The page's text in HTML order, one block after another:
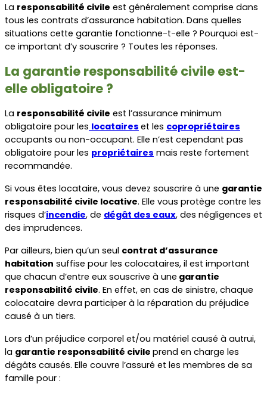
La responsabilité civile est généralement comprise dans
tous les contrats d’assurance habitation. Dans quelles
situations cette garantie fonctionne-t-elle ? Pourquoi est-
ce important d’y souscrire ? Toutes les réponses.
La garantie responsabilité civile est-
elle obligatoire ?
La responsabilité civile est l’assurance minimum
obligatoire pour les locataires et les copropriétaires
occupants ou non-occupant. Elle n’est cependant pas
obligatoire pour les propriétaires mais reste fortement
recommandée.
Si vous êtes locataire, vous devez souscrire à une garantie
responsabilité civile locative. Elle vous protège contre les
risques d’incendie, de dégât des eaux, des négligences et
des imprudences.
Par ailleurs, bien qu’un seul contrat d’assurance
habitation suffise pour les colocataires, il est important
que chacun d’entre eux souscrive à une garantie
responsabilité civile. En effet, en cas de sinistre, chaque
colocataire devra participer à la réparation du préjudice
causé à un tiers.
Lors d’un préjudice corporel et/ou matériel causé à autrui,
la garantie responsabilité civile prend en charge les
dégâts causés. Elle couvre l’assuré et les membres de sa
famille pour :